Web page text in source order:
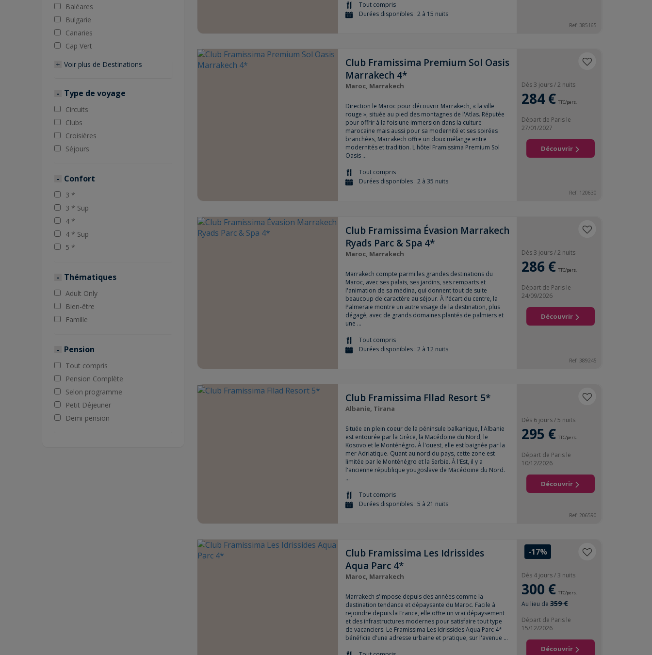
Baléares
Bulgarie
Canaries
Cap Vert
Voir plus de Destinations
Type de voyage
Circuits
Clubs
Croisières
Séjours
Confort
3 *
3 * Sup
4 *
4 * Sup
5 *
Thématiques
Adult Only
Bien-être
Famille
Pension
Tout compris
Pension Complète
Selon programme
Petit Déjeuner
Demi-pension
Tout compris
Durées disponibles : 2 à 15 nuits
Ref: 385165
Club Framissima Premium Sol Oasis
Marrakech 4*
Maroc, Marrakech
Direction le Maroc pour découvrir Marrakech, « la ville
rouge », située au pied des montagnes de l'Atlas. Réputée
pour offrir à la fois une immersion dans la culture
marocaine mais aussi pour sa modernité et ses soirées
branchées, Marrakech offre un doux mélange entre
modernités et tradition. L'hôtel Framissima Premium Sol
Oasis ...
Tout compris
Durées disponibles : 2 à 35 nuits
Dès 3 jours / 2 nuits
284 € TTC/pers.
Départ de Paris le
27/01/2027
Découvrir
Ref: 120630
Club Framissima Évasion Marrakech
Ryads Parc & Spa 4*
Maroc, Marrakech
Marrakech compte parmi les grandes destinations du
Maroc, avec ses palais, ses jardins, ses remparts et
l'animation de sa médina, qui donnent tout de suite
beaucoup de caractère au séjour. À l'écart du centre, la
Palmeraie montre un autre visage de la destination, plus
dégagé, avec de grands domaines plantés de palmiers et
une ...
Tout compris
Durées disponibles : 2 à 12 nuits
Dès 3 jours / 2 nuits
286 € TTC/pers.
Départ de Paris le
24/09/2026
Découvrir
Ref: 389245
Club Framissima Fllad Resort 5*
Albanie, Tirana
Située en plein coeur de la péninsule balkanique, l'Albanie
est entourée par la Grèce, la Macédoine du Nord, le
Kosovo et le Monténégro. À l'ouest, elle est baignée par la
mer Adriatique. Quant au nord du pays, cette zone est
limitée par le Monténégro et la Serbie. À l'Est, il y a
l'ancienne république yougoslave de Macédoine du Nord.
...
Tout compris
Durées disponibles : 5 à 21 nuits
Dès 6 jours / 5 nuits
295 € TTC/pers.
Départ de Paris le
10/12/2026
Découvrir
Ref: 206590
Club Framissima Les Idrissides
Aqua Parc 4*
Maroc, Marrakech
Marrakech s'impose depuis des années comme la
destination tendance et dépaysante du Maroc. Facile à
rejoindre depuis la France, elle offre un vrai dépaysement
et des infrastructures modernes pour satisfaire tout type
de vacanciers. Le Framissima Les Idrissides Aqua Parc 4*
bénéficie d'une adresse urbaine et pratique, sur l'avenue ...
-17%
Dès 4 jours / 3 nuits
300 € TTC/pers.
Au lieu de359 €
Départ de Paris le
15/12/2026
Découvrir